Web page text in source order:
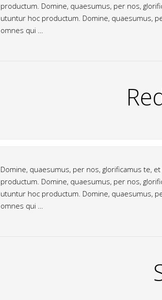
productum. Domine, quaesumus, per nos,
utuntur hoc productum. Domine, quaesumus,
omnes qui …
Domine, quaesumus, per nos, glorificamus te,
productum. Domine, quaesumus, per nos,
utuntur hoc productum. Domine, quaesumus,
omnes qui …